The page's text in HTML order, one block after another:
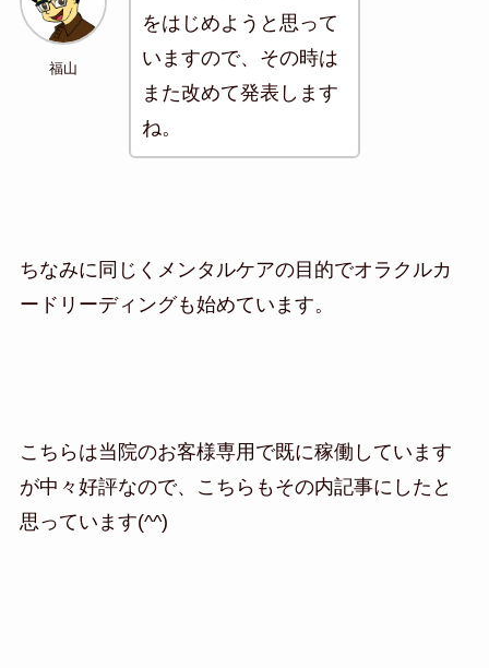
福山
をはじめようと思って
いますので、その時は
また改めて発表します
ね。
ちなみに同じくメンタルケアの目的でオラクルカ
ードリーディングも始めています。
こちらは当院のお客様専用で既に稼働しています
が中々好評なので、こちらもその内記事にしたと
思っています(^^)